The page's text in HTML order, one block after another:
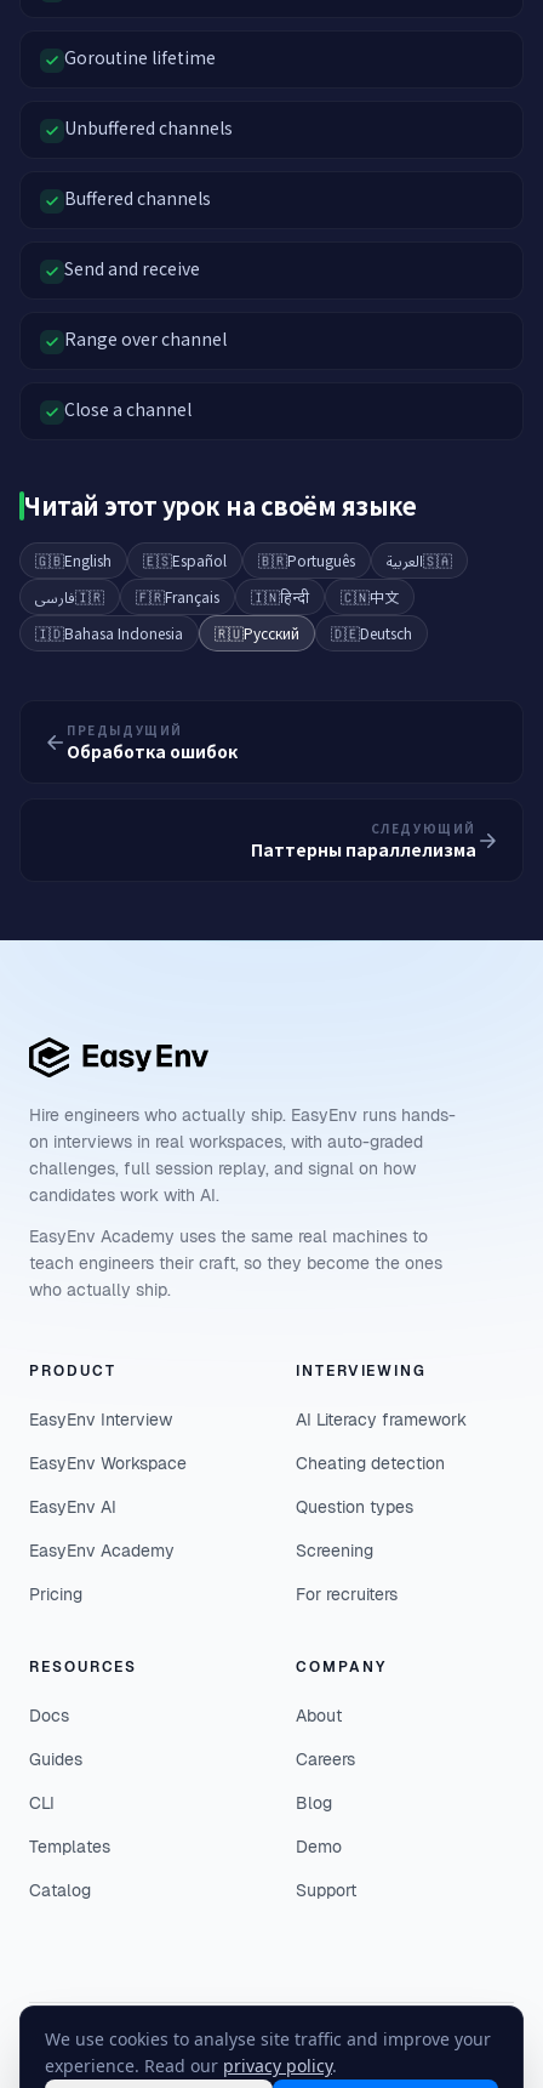
We use cookies to analyse site traffic and improve your
experience. Read our privacy policy.
Goroutine lifetime
Unbuffered channels
Buffered channels
Send and receive
Range over channel
Close a channel
Читай этот урок на своём языке
🇬🇧English 🇪🇸Español 🇧🇷Português 🇸🇦العربية
🇮🇷فارسی 🇫🇷Français 🇮🇳हिन्दी 🇨🇳中文
🇮🇩Bahasa Indonesia 🇷🇺Русский 🇩🇪Deutsch
ПРЕДЫДУЩИЙ
Обработка ошибок
СЛЕДУЮЩИЙ
Паттерны параллелизма
Hire engineers who actually ship. EasyEnv runs hands-
on interviews in real workspaces, with auto-graded
challenges, full session replay, and signal on how
candidates work with AI.
EasyEnv Academy uses the same real machines to
teach engineers their craft, so they become the ones
who actually ship.
PRODUCT
EasyEnv Interview
EasyEnv Workspace
EasyEnv AI
EasyEnv Academy
Pricing
INTERVIEWING
AI Literacy framework
Cheating detection
Question types
Screening
For recruiters
RESOURCES
Docs
Guides
CLI
Templates
Catalog
COMPANY
About
Careers
Blog
Demo
Support
©2026EasyEnv. All rights reserved.
Terms
· Privacy · Status